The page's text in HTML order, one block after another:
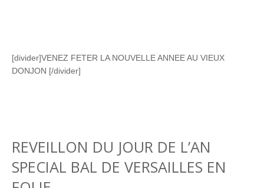
[divider]VENEZ FETER LA NOUVELLE ANNEE AU VIEUX
DONJON [/divider]
REVEILLON DU JOUR DE L’AN
SPECIAL BAL DE VERSAILLES EN